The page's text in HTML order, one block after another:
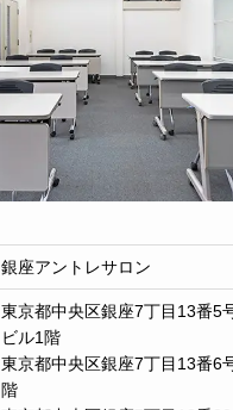
銀座アントレサロン
東京都中央区銀座7丁目13番5
ビル1階
東京都中央区銀座7丁目13番6
階